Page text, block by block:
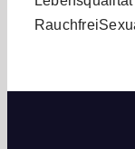
Rauchfrei